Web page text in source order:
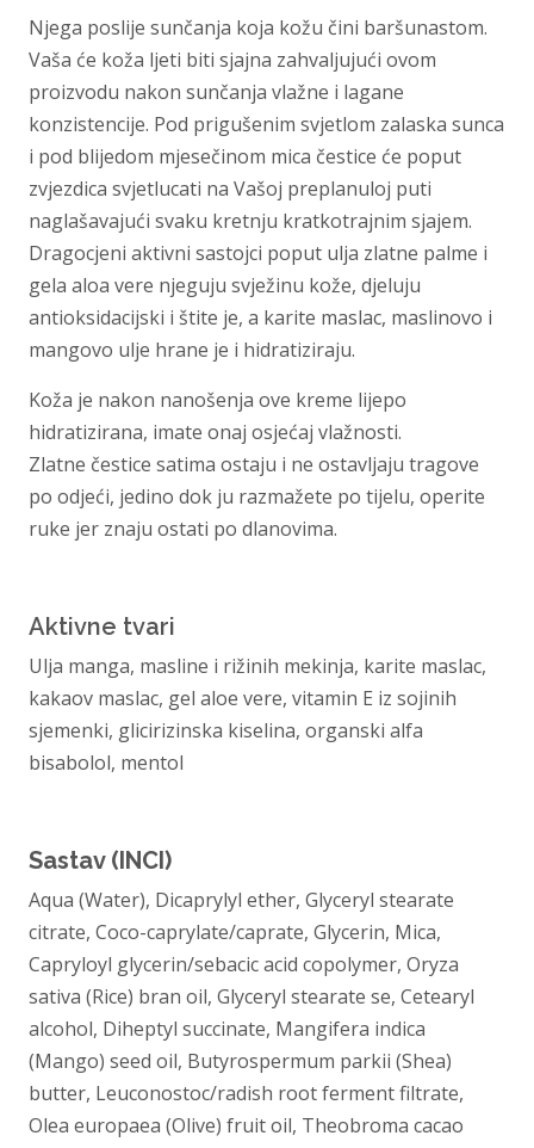
Njega poslije sunčanja koja kožu čini baršunastom.
Vaša će koža ljeti biti sjajna zahvaljujući ovom
proizvodu nakon sunčanja vlažne i lagane
konzistencije. Pod prigušenim svjetlom zalaska sunca
i pod blijedom mjesečinom mica čestice će poput
zvjezdica svjetlucati na Vašoj preplanuloj puti
naglašavajući svaku kretnju kratkotrajnim sjajem.
Dragocjeni aktivni sastojci poput ulja zlatne palme i
gela aloa vere njeguju svježinu kože, djeluju
antioksidacijski i štite je, a karite maslac, maslinovo i
mangovo ulje hrane je i hidratiziraju.
Koža je nakon nanošenja ove kreme lijepo
hidratizirana, imate onaj osjećaj vlažnosti.
Zlatne čestice satima ostaju i ne ostavljaju tragove
po odjeći, jedino dok ju razmažete po tijelu, operite
ruke jer znaju ostati po dlanovima.
Aktivne tvari
Ulja manga, masline i rižinih mekinja, karite maslac,
kakaov maslac, gel aloe vere, vitamin E iz sojinih
sjemenki, glicirizinska kiselina, organski alfa
bisabolol, mentol
Sastav (INCI)
Aqua (Water), Dicaprylyl ether, Glyceryl stearate
citrate, Coco-caprylate/caprate, Glycerin, Mica,
Capryloyl glycerin/sebacic acid copolymer, Oryza
sativa (Rice) bran oil, Glyceryl stearate se, Cetearyl
alcohol, Diheptyl succinate, Mangifera indica
(Mango) seed oil, Butyrospermum parkii (Shea)
butter, Leuconostoc/radish root ferment filtrate,
Olea europaea (Olive) fruit oil, Theobroma cacao